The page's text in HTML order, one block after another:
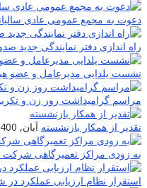
دعوت به مجمع عمومی عادی
راه اندازی دفتر نمایندگی جدید
نشست یلدایی مدیرعامل و عضو
مراسم گرامیداشت روز زن و
تقدیر از همکار بازنشسته آبان, 1400
به زودی مراکز تعمیرگاهی شرکت
استقرار نظام ارزیابی عملکرد در